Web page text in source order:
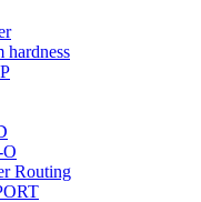
Routing